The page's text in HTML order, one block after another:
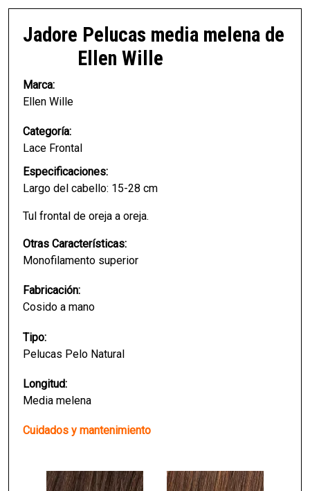
Jadore Pelucas media melena de
Ellen Wille
Marca:
Ellen Wille
Categoría:
Lace Frontal
Especificaciones:
Largo del cabello: 15-28 cm
Tul frontal de oreja a oreja.
Otras Características:
Monofilamento superior
Fabricación:
Cosido a mano
Tipo:
Pelucas Pelo Natural
Longitud:
Media melena
Cuidados y mantenimiento